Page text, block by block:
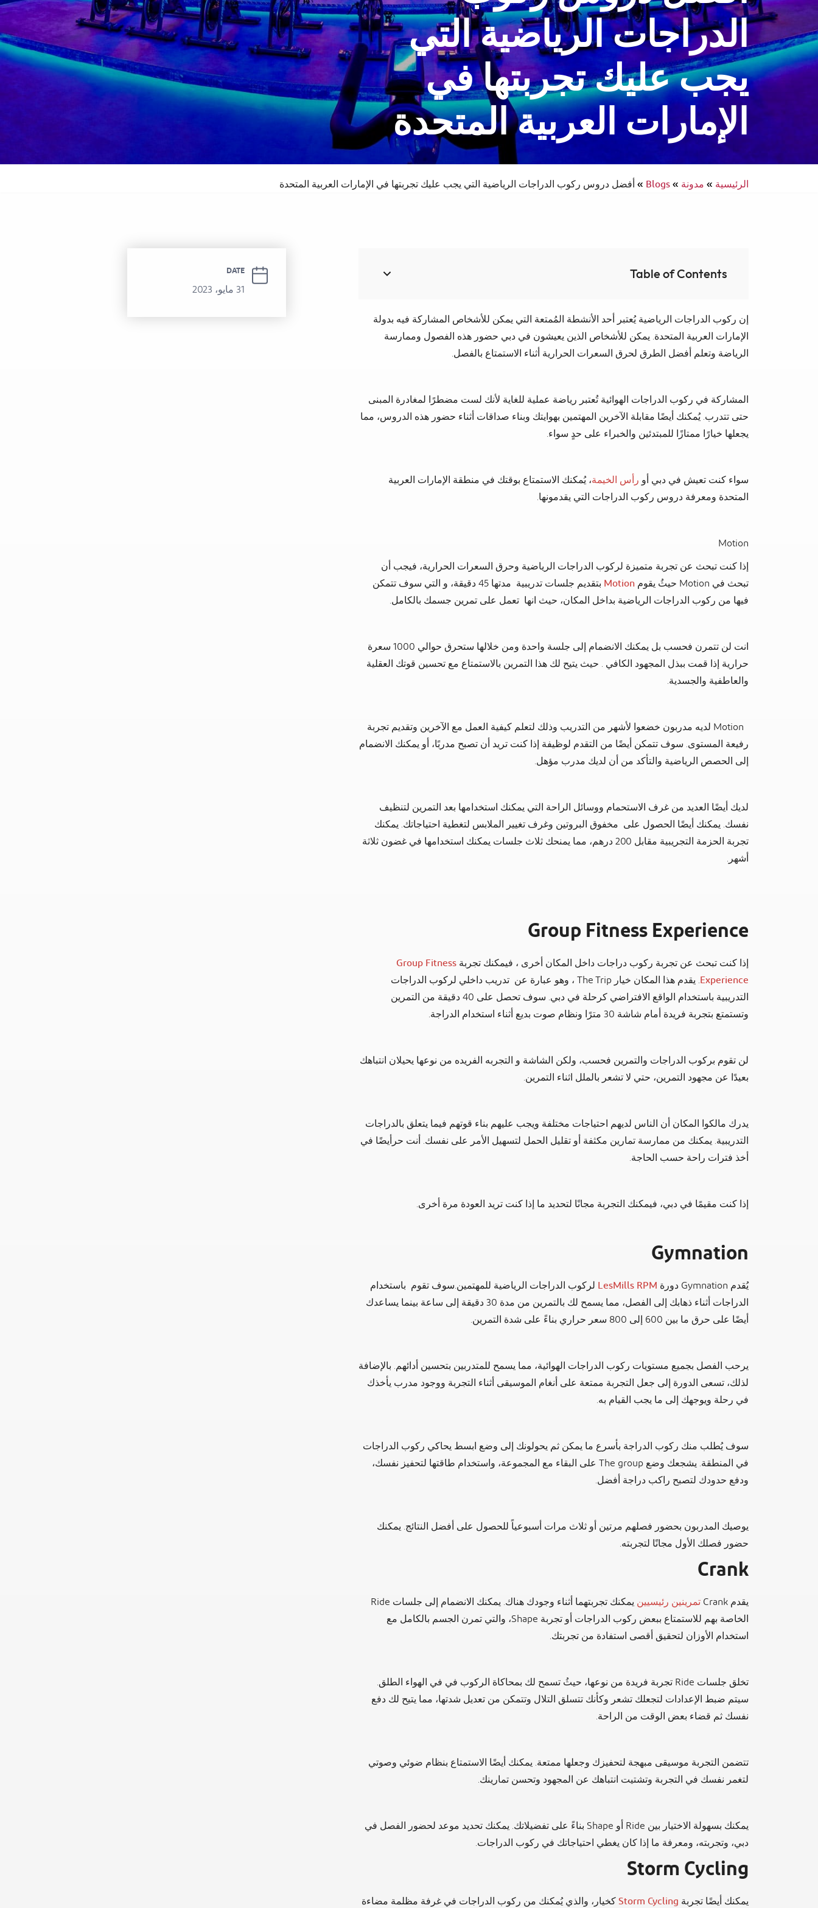
انتركونتيننتال سبا والدورف فندق سوفيتيل الحمرا سفر يسهل الوصول إليه
الدراجات الرياضية التي
يجب عليك تجربتها في
الإمارات العربية المتحدة
الرئيسية»مدونة»
Blogs
»أفضل دروس ركوب الدراجات الرياضية التي يجب عليك تجربتها في الإمارات العربية المتحدة
Table of Contents
إن ركوب الدراجات الرياضية يُعتبر أحد الأنشطة المُمتعة التي يمكن للأشخاص المشاركة فيه بدولة
الإمارات العربية المتحدة. يمكن للأشخاص الذين يعيشون في دبي حضور هذه الفصول وممارسة
الرياضة وتعلم أفضل الطرق لحرق السعرات الحرارية أثناء الاستمتاع بالفصل.
المشاركة في ركوب الدراجات الهوائية تُعتبر رياضة عملية للغاية لأنك لست مضطرًا لمغادرة المبنى
حتى تتدرب. يُمكنك أيضًا مقابلة الآخرين المهتمين بهوايتك وبناء صداقات أثناء حضور هذه الدروس، مما
يجعلها خيارًا ممتازًا للمبتدئين والخبراء على حدٍ سواء.
سواء كنت تعيش في دبي أورأس الخيمة، يُمكنك الاستمتاع بوقتك في منطقة الإمارات العربية
المتحدة ومعرفة دروس ركوب الدراجات التي يقدمونها.
Motion
إذا كنت تبحث عن تجربة متميزة لركوب الدراجات الرياضية وحرق السعرات الحرارية، فيجب أن
تبحث في Motion حيثُ يقوم
Motion
بتقديم جلسات تدريبية مدتها 45 دقيقة، و التي سوف تتمكن
فيها من ركوب الدراجات الرياضية بداخل المكان، حيث انها تعمل على تمرين جسمك بالكامل.
انت لن تتمرن فحسب بل يمكنك الانضمام إلى جلسة واحدة ومن خلالها ستحرق حوالي 1000 سعرة
حرارية إذا قمت ببذل المجهود الكافي . حيث يتيح لك هذا التمرين بالاستمتاع مع تحسين قوتك العقلية
والعاطفية والجسدية.
Motion لديه مدربون خضعوا لأشهر من التدريب وذلك لتعلم كيفية العمل مع الآخرين وتقديم تجربة
رفيعة المستوى. سوف تتمكن أيضًا من التقدم لوظيفة إذا كنت تريد أن تصبح مدربًا، أو يمكنك الانضمام
إلى الحصص الرياضية والتأكد من أن لديك مدرب مؤهل.
لديك أيضًا العديد من غرف الاستحمام ووسائل الراحة التي يمكنك استخدامها بعد التمرين لتنظيف
نفسك. يمكنك أيضًا الحصول على مخفوق البروتين وغرف تغيير الملابس لتغطية احتياجاتك. يمكنك
تجربة الحزمة التجريبية مقابل 200 درهم، مما يمنحك ثلاث جلسات يمكنك استخدامها في غضون ثلاثة
أشهر.
Group Fitness Experience
إذا كنت تبحث عن تجربة ركوب دراجات داخل المكان أخرى ، فيمكنك تجربةGroup Fitness
Experience
. يقدم هذا المكان خيار The Trip ، وهو عبارة عن تدريب داخلي لركوب الدراجات
التدريبية باستخدام الواقع الافتراضي كرحلة في دبي. سوف تحصل على 40 دقيقة من التمرين
وتستمتع بتجربة فريدة أمام شاشة 30 مترًا ونظام صوت بديع أثناء استخدام الدراجة.
لن تقوم بركوب الدراجات والتمرين فحسب، ولكن الشاشة و التجربه الفريده من نوعها يحيلان انتباهك
بعيدًا عن مجهود التمرين، حتي لا تشعر بالملل اثناء التمرين.
يدرك مالكوا المكان أن الناس لديهم احتياجات مختلفة ويجب عليهم بناء قوتهم فيما يتعلق بالدراجات
التدريبية. يمكنك من ممارسة تمارين مكثفة أو تقليل الحمل لتسهيل الأمر على نفسك. أنت حرأيضًا في
أخذ فترات راحة حسب الحاجة.
إذا كنت مقيمًا في دبي، فيمكنك التجربة مجانًا لتحديد ما إذا كنت تريد العودة مرة أخرى.
Gymnation
يُقدم Gymnation دورة LesMills RPMلركوب الدراجات الرياضية للمهتمين.سوف تقوم باستخدام
الدراجات أثناء ذهابك إلى الفصل، مما يسمح لك بالتمرين من مدة 30 دقيقة إلى ساعة بينما يساعدك
أيضًا على حرق ما بين 600 إلى 800 سعر حراري بناءً على شدة التمرين.
يرحب الفصل بجميع مستويات ركوب الدراجات الهوائية، مما يسمح للمتدربين بتحسين أدائهم. بالإضافة
لذلك، تسعى الدورة إلى جعل التجربة ممتعة على أنغام الموسيقى أثناء التجربة ووجود مدرب يأخذك
في رحلة ويوجهك إلى ما يجب القيام به.
سوف يُطلب منك ركوب الدراجة بأسرع ما يمكن ثم يحولونك إلى وضع ابسط يحاكي ركوب الدراجات
في المنطقة. يشجعك وضع The group على البقاء مع المجموعة، واستخدام طاقتها لتحفيز نفسك،
ودفع حدودك لتصبح راكب دراجة أفضل.
يوصيك المدربون بحضور فصلهم مرتين أو ثلاث مرات أسبوعياً للحصول على أفضل النتائج. يمكنك
حضور فصلك الأول مجانًا لتجربته.
Crank
يقدم Crank تمرينين رئيسيين
يمكنك تجربتهما أثناء وجودك هناك. يمكنك الانضمام إلى جلسات Ride
الخاصة بهم للاستمتاع ببعض ركوب الدراجات أو تجربة Shape، والتي تمرن الجسم بالكامل مع
استخدام الأوزان لتحقيق أقصى استفادة من تجربتك.
تخلق جلسات Ride تجربة فريدة من نوعها، حيثُ تسمح لك بمحاكاة الركوب في في الهواء الطلق.
سيتم ضبط الإعدادات لتجعلك تشعر وكأنك تتسلق التلال وتتمكن من تعديل شدتها، مما يتيح لك دفع
نفسك ثم قضاء بعض الوقت من الراحة.
تتضمن التجربة موسيقى مبهجة لتحفيزك وجعلها ممتعة. يمكنك أيضًا الاستمتاع بنظام ضوئي وصوتي
لتغمر نفسك في التجربة وتشتيت انتباهك عن المجهود وتحسن تمارينك.
يمكنك بسهولة الاختيار بين Ride أو Shape بناءً على تفضيلاتك. يمكنك تحديد موعد لحضور الفصل في
دبي، وتجربته، ومعرفة ما إذا كان يغطي احتياجاتك في ركوب الدراجات.
Storm Cycling
يمكنك أيضًا تجربةStorm Cyclingكخيار، والذي يُمكنك من ركوب الدراجات في غرفة مظلمة مضاءة
DATE
31 مايو، 2023